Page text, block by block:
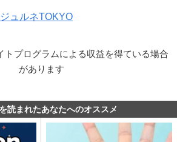
ュルネTOKYO
トプログラムによる収益を得ている場合
があります
読まれたあなたへのオススメ